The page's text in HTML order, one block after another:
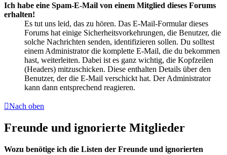
Ich habe eine Spam-E-Mail von einem Mitglied dieses Forums
erhalten!
Es tut uns leid, das zu hören. Das E-Mail-Formular dieses
Forums hat einige Sicherheitsvorkehrungen, die Benutzer, die
solche Nachrichten senden, identifizieren sollen. Du solltest
einem Administrator die komplette E-Mail, die du bekommen
hast, weiterleiten. Dabei ist es ganz wichtig, die Kopfzeilen
(Headers) mitzuschicken. Diese enthalten Details über den
Benutzer, der die E-Mail verschickt hat. Der Administrator
kann dann entsprechend reagieren.
Nach oben
Freunde und ignorierte Mitglieder
Wozu benötige ich die Listen der Freunde und ignorierten